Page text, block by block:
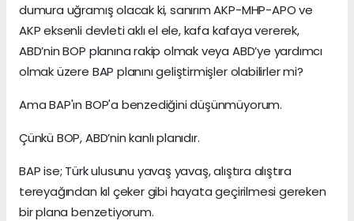
dumura uğramış olacak ki, sanırım AKP-MHP-APO ve
AKP eksenli devleti aklı el ele, kafa kafaya vererek,
ABD’nin BOP planına rakip olmak veya ABD’ye yardımcı
olmak üzere BAP planını geliştirmişler olabilirler mi?
Ama BAP'ın BOP'a benzediğini düşünmüyorum.
Çünkü BOP, ABD’nin kanlı planıdır.
BAP ise; Türk ulusunu yavaş yavaş, alıştıra alıştıra
tereyağından kıl çeker gibi hayata geçirilmesi gereken
bir plana benzetiyorum.